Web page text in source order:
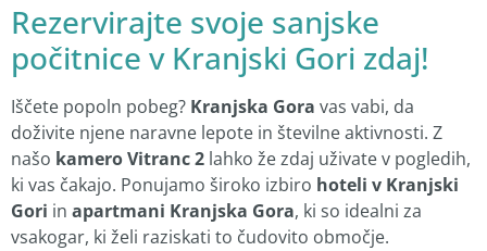
Rezervirajte svoje sanjske
počitnice v Kranjski Gori zdaj!
Iščete popoln pobeg? Kranjska Gora vas vabi, da
doživite njene naravne lepote in številne aktivnosti. Z
našo kamero Vitranc 2 lahko že zdaj uživate v pogledih,
ki vas čakajo. Ponujamo široko izbiro hoteli v Kranjski
Gori in apartmani Kranjska Gora, ki so idealni za
vsakogar, ki želi raziskati to čudovito območje.